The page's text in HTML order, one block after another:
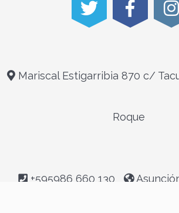
Mariscal Estigarribia 870 c/
Roque
+595986 660 130